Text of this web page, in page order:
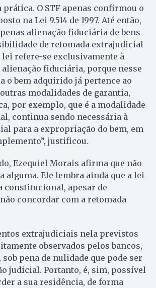
prática. O STF apenas confirmou o
na Lei 9.514 de 1997. Até então,
alienação fiduciária de bens
de retomada extrajudicial
refere-se exclusivamente à
alienação fiduciária, porque nesse
o bem adquirido já pertence ao
modalidades de garantia,
por exemplo, que é a modalidade
continua sendo necessária à
para a expropriação do bem, em
justificou.
Ezequiel Morais afirma que não
alguma. Ele lembra ainda que a lei
constitucional, apesar de
concordar com a retomada
extrajudiciais nela previstos
observados pelos bancos,
sob pena de nulidade que pode ser
judicial. Portanto, é, sim, possível
a sua residência, de forma